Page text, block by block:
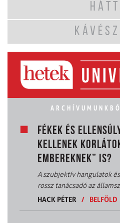
FÉKEK ÉS
KELLENEK
EMBEREKNEK” IS?
A szubjektív hangulatok
rossz tanácsadó az
HACK PÉTER
/ BELFÖLD